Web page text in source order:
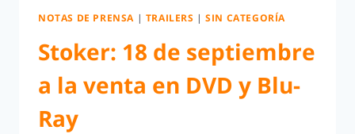
NOTAS DE PRENSA | TRAILERS |SIN CATEGORÍA
Stoker: 18 de septiembre
a la venta en DVD y Blu-
Ray